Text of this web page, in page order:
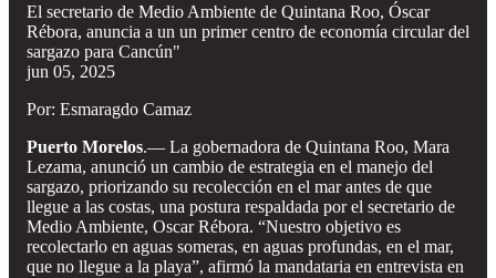
El secretario de Medio Ambiente de Quintana Roo, Óscar
Rébora, anuncia a un un primer centro de economía circular del
sargazo para Cancún"
jun 05, 2025
Por: Esmaragdo Camaz
Puerto Morelos.— La gobernadora de Quintana Roo, Mara
Lezama, anunció un cambio de estrategia en el manejo del
sargazo, priorizando su recolección en el mar antes de que
llegue a las costas, una postura respaldada por el secretario de
Medio Ambiente, Oscar Rébora. “Nuestro objetivo es
recolectarlo en aguas someras, en aguas profundas, en el mar,
que no llegue a la playa”, afirmó la mandataria en entrevista en